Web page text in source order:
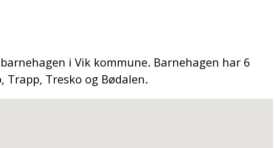
i Vik kommune. Barnehagen har 6
Trapp, Tresko og Bødalen.